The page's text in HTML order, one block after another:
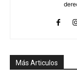
Más Articulos